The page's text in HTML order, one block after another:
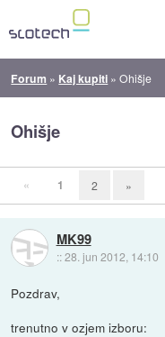
Forum » Kaj kupiti »Ohišje
Ohišje
« 1 2 »
MK99
::28. jun 2012, 14:10
Pozdrav,
trenutno v ozjem izboru: